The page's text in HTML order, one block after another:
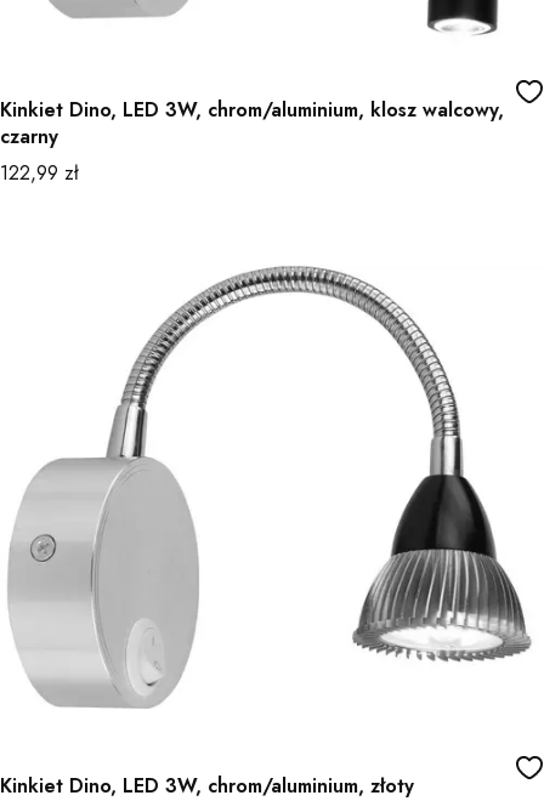
Kinkiet Dino, LED 3W, chrom/aluminium, klosz walcowy,
czarny
Cena
122,99 zł
Kinkiet Dino, LED 3W, chrom/aluminium, złoty